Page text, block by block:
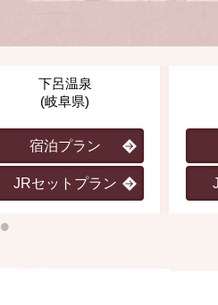
下呂温泉
(岐阜県)
宿泊プラン
JRセットプラン